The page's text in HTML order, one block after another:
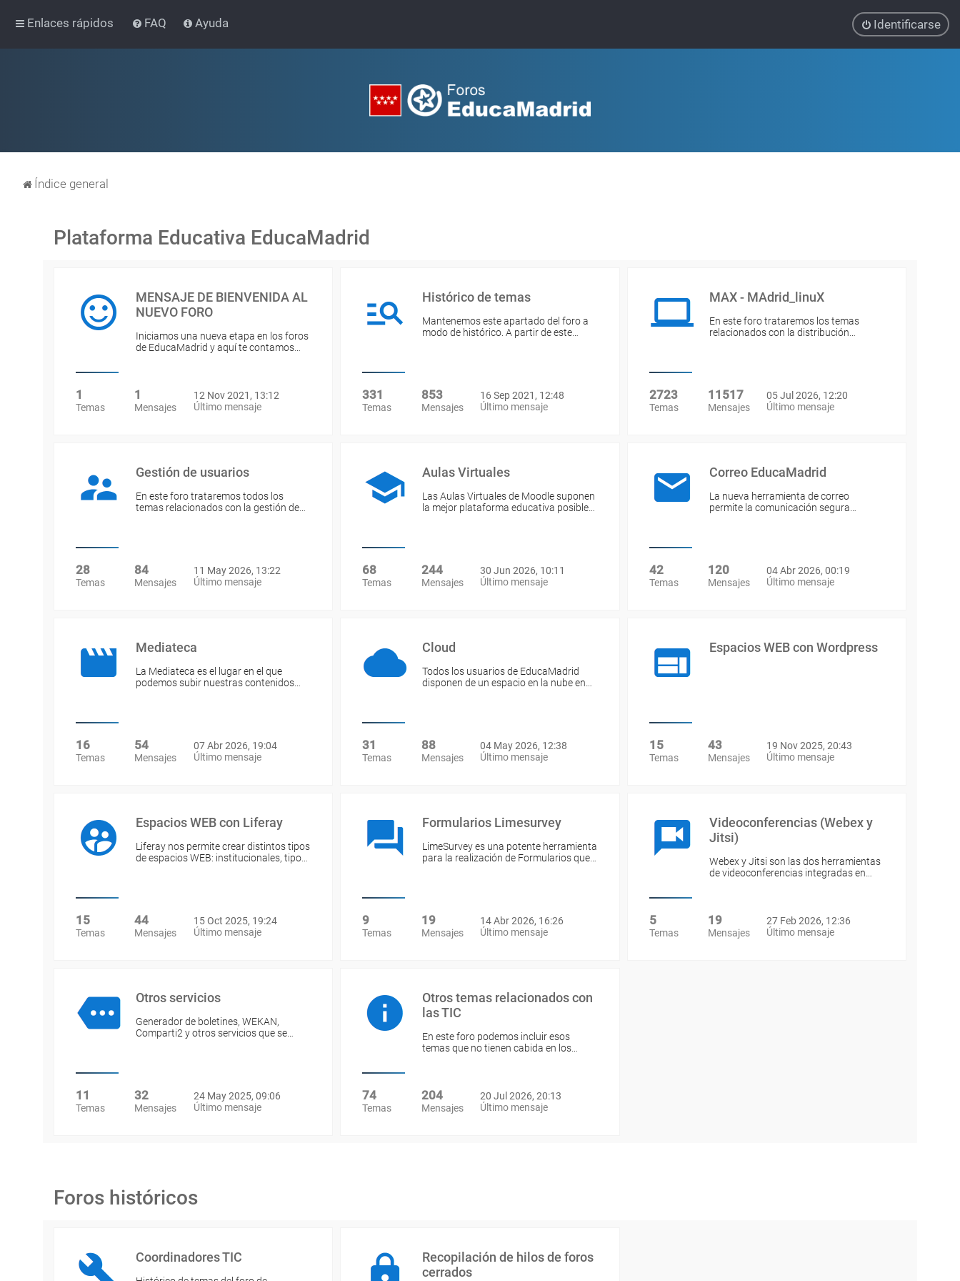
Enlaces rápidos FAQ Ayuda Identificarse
Índice general
Plataforma Educativa EducaMadrid
MENSAJE DE BIENVENIDA AL
NUEVO FORO
Iniciamos una nueva etapa en los foros
de EducaMadrid y aquí te contamos…
1
Temas
1
Mensajes
12 Nov 2021, 13:12
Último mensaje
Histórico de temas
Mantenemos este apartado del foro a
modo de histórico. A partir de este…
331
Temas
853
Mensajes
16 Sep 2021, 12:48
Último mensaje
MAX - MAdrid_linuX
En este foro trataremos los temas
relacionados con la distribución…
2723
Temas
11517
Mensajes
05 Jul 2026, 12:20
Último mensaje
Gestión de usuarios
En este foro trataremos todos los
temas relacionados con la gestión de…
28
Temas
84
Mensajes
11 May 2026, 13:22
Último mensaje
Aulas Virtuales
Las Aulas Virtuales de Moodle suponen
la mejor plataforma educativa posible…
68
Temas
244
Mensajes
30 Jun 2026, 10:11
Último mensaje
Correo EducaMadrid
La nueva herramienta de correo
permite la comunicación segura…
42
Temas
120
Mensajes
04 Abr 2026, 00:19
Último mensaje
Mediateca
La Mediateca es el lugar en el que
podemos subir nuestras contenidos…
16
Temas
54
Mensajes
07 Abr 2026, 19:04
Último mensaje
Cloud
Todos los usuarios de EducaMadrid
disponen de un espacio en la nube en…
31
Temas
88
Mensajes
04 May 2026, 12:38
Último mensaje
Espacios WEB con Wordpress
15
Temas
43
Mensajes
19 Nov 2025, 20:43
Último mensaje
Espacios WEB con Liferay
Liferay nos permite crear distintos tipos
de espacios WEB: institucionales, tipo…
15
Temas
44
Mensajes
15 Oct 2025, 19:24
Último mensaje
Formularios Limesurvey
LimeSurvey es una potente herramienta
para la realización de Formularios que…
9
Temas
19
Mensajes
14 Abr 2026, 16:26
Último mensaje
Videoconferencias (Webex y
Jitsi)
Webex y Jitsi son las dos herramientas
de videoconferencias integradas en…
5
Temas
19
Mensajes
27 Feb 2026, 12:36
Último mensaje
Otros servicios
Generador de boletines, WEKAN,
Comparti2 y otros servicios que se…
11
Temas
32
Mensajes
24 May 2025, 09:06
Último mensaje
Otros temas relacionados con
las TIC
En este foro podemos incluir esos
temas que no tienen cabida en los…
74
Temas
204
Mensajes
20 Jul 2026, 20:13
Último mensaje
Foros históricos
Coordinadores TIC
Recopilación de hilos de foros
cerrados